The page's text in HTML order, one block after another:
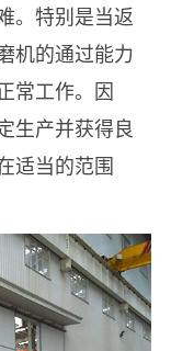
。特别是当返
机的通过能力
常工作。因
生产并获得良
适当的范围